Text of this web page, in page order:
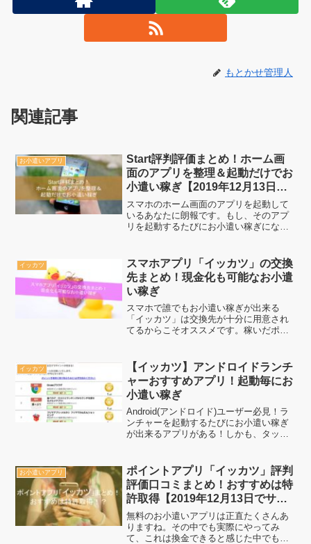
もとかせ管理人
関連記事
お小遣いアプリ
Start評判評価まとめ！ホーム画
面のアプリを整理＆起動だけでお
小遣い稼ぎ【2019年12月13日で
サービス終了】
スマホのホーム画面のアプリを起動して
いるあなたに朗報です。もし、そのアプ
リを起動するたびにお小遣い稼ぎになる
ちらです。
イッカツ
スマホアプリ「イッカツ」の交換
先まとめ！現金化も可能なお小遣
い稼ぎ
スマホで誰でもお小遣い稼ぎが出来る
「イッカツ」は交換先が十分に用意され
てるからこそオススメです。稼いだポイ
イッカツ
【イッカツ】アンドロイドランチ
ャーおすすめアプリ！起動毎にお
小遣い稼ぎ
Android(アンドロイド)ユーザー必見！ラ
ンチャーを起動するたびにお小遣い稼ぎ
が出来るアプリがある！しかも、タップ
す。ぜひ、お小遣アプリ「イッカツ」の
ポイント獲得ラン...
お小遣いアプリ
ポイントアプリ「イッカツ」評判
評価口コミまとめ！おすすめは特
許取得【2019年12月13日でサー
ビス終了】
無料のお小遣いアプリは正直たくさんあ
りますね。その中でも実際にやってみ
て、これは換金できると感じた中でも良